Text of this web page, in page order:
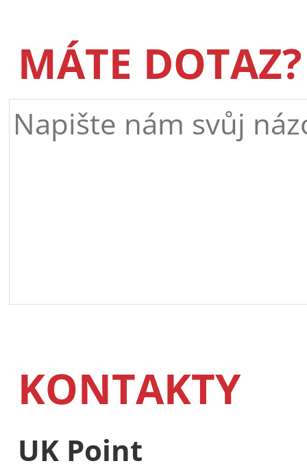
MÁTE DOTAZ?
KONTAKTY
UK Point